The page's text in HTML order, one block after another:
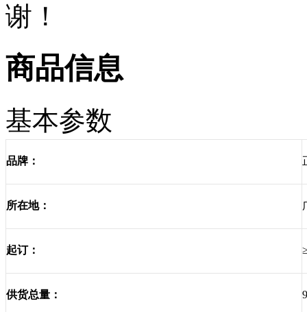
谢！
商品信息
基本参数
品牌：
所在地：
起订：
供货总量：